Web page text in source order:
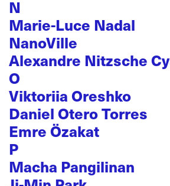
N
Marie-Luce Nadal
NanoVille
Alexandre Nitzsche
O
Viktoriia Oreshko
Daniel Otero Torres
Emre Özakat
P
Macha Pangilinan